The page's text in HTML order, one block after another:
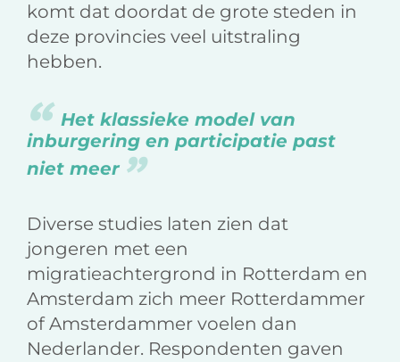
komt dat doordat de grote steden in
deze provincies veel uitstraling
hebben.
Het klassieke model van
inburgering en participatie past
niet meer
Diverse studies laten zien dat
jongeren met een
migratieachtergrond in Rotterdam en
Amsterdam zich meer Rotterdammer
of Amsterdammer voelen dan
Nederlander. Respondenten gaven